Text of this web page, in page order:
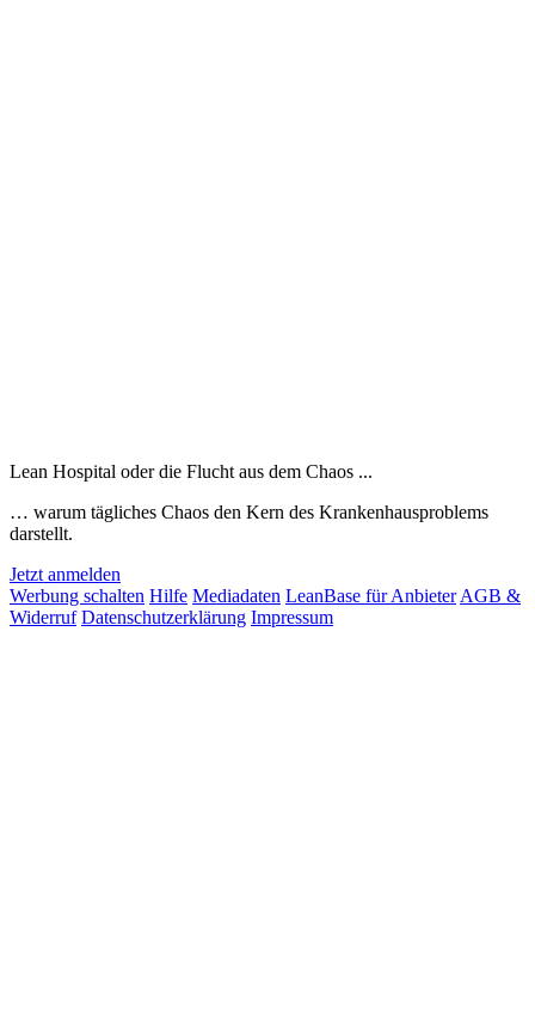
Lean Hospital oder die Flucht aus dem Chaos ...
… warum tägliches Chaos den Kern des Krankenhausproblems
darstellt.
Jetzt anmelden
Werbung schalten Hilfe Mediadaten LeanBase für Anbieter AGB &
Widerruf Datenschutzerklärung Impressum